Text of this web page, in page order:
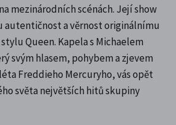
mezinárodních scénách. Její show
autentičnost a věrnost originálnímu
Queen. Kapela s Michaelem
svým hlasem, pohybem a zjevem
Freddieho Mercuryho, vás opět
světa největších hitů skupiny